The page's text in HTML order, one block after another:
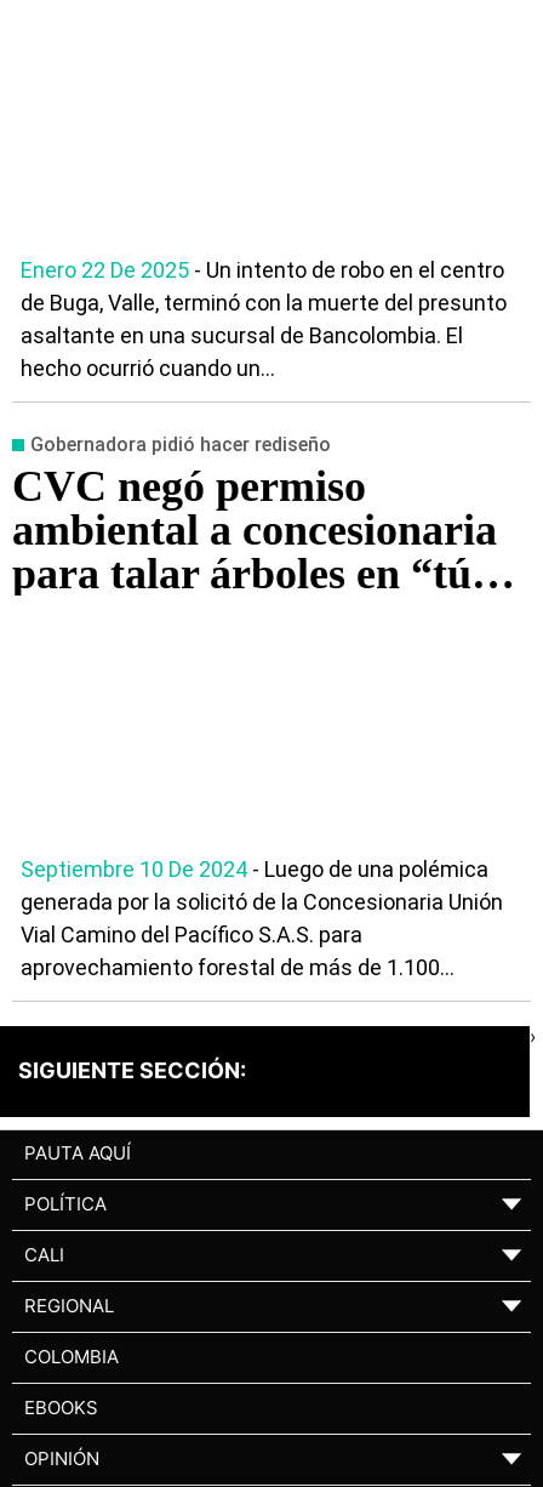
Enero 22 De 2025 - Un intento de robo en el centro
de Buga, Valle, terminó con la muerte del presunto
asaltante en una sucursal de Bancolombia. El
hecho ocurrió cuando un...
Gobernadora pidió hacer rediseño
CVC negó permiso
ambiental a concesionaria
para talar árboles en “túnel
Septiembre 10 De 2024 - Luego de una polémica
generada por la solicitó de la Concesionaria Unión
Vial Camino del Pacífico S.A.S. para
aprovechamiento forestal de más de 1.100...
SIGUIENTE SECCIÓN:
›
PAUTA AQUÍ
POLÍTICA ▼
CALI ▼
REGIONAL ▼
COLOMBIA
EBOOKS
OPINIÓN ▼